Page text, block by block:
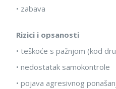
• zabava
Rizici i opsanosti
• teškoće s pažnjom (kod
• nedostatak samokontrole
• pojava agresivnog